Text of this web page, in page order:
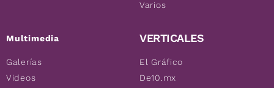
Multimedia
Galerías
Videos
Varios
VERTICALES
El Gráfico
De10.mx